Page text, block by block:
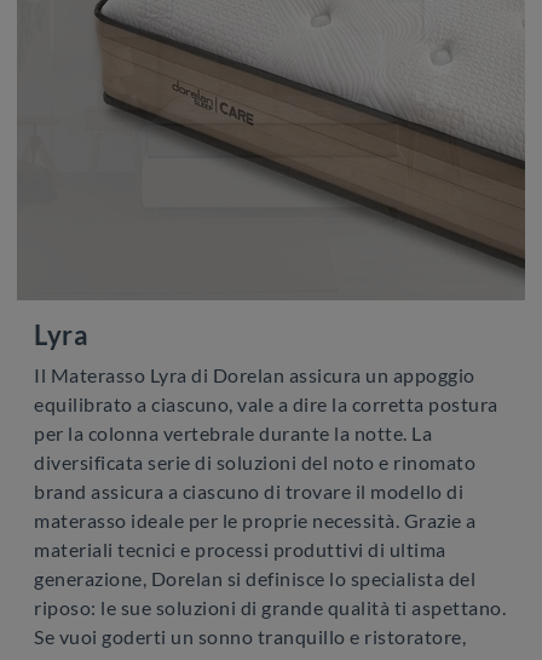
Lyra
Il Materasso Lyra di Dorelan assicura un appoggio
equilibrato a ciascuno, vale a dire la corretta postura
per la colonna vertebrale durante la notte. La
diversificata serie di soluzioni del noto e rinomato
brand assicura a ciascuno di trovare il modello di
materasso ideale per le proprie necessità. Grazie a
materiali tecnici e processi produttivi di ultima
generazione, Dorelan si definisce lo specialista del
riposo: le sue soluzioni di grande qualità ti aspettano.
Se vuoi goderti un sonno tranquillo e ristoratore,